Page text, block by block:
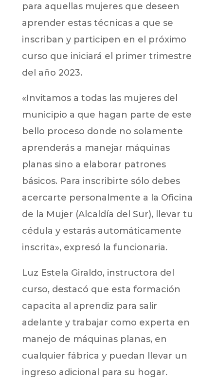
para aquellas mujeres que deseen
aprender estas técnicas a que se
inscriban y participen en el próximo
curso que iniciará el primer trimestre
del año 2023.
«Invitamos a todas las mujeres del
municipio a que hagan parte de este
bello proceso donde no solamente
aprenderás a manejar máquinas
planas sino a elaborar patrones
básicos. Para inscribirte sólo debes
acercarte personalmente a la Oficina
de la Mujer (Alcaldía del Sur), llevar tu
cédula y estarás automáticamente
inscrita», expresó la funcionaria.
Luz Estela Giraldo, instructora del
curso, destacó que esta formación
capacita al aprendiz para salir
adelante y trabajar como experta en
manejo de máquinas planas, en
cualquier fábrica y puedan llevar un
ingreso adicional para su hogar.